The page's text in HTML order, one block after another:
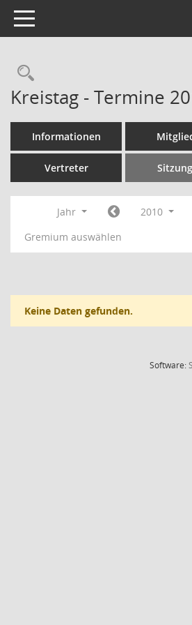
Toggle navigation
Rechercheauswahl
Kreistag - Termine
Informationen
Vertreter
Jahr
2010
Gremium auswählen
Keine Daten gefunden.
Software: